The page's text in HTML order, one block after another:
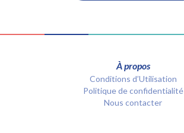
À propos
Conditions d’Utilisation
Politique de confidentialité
Nous contacter